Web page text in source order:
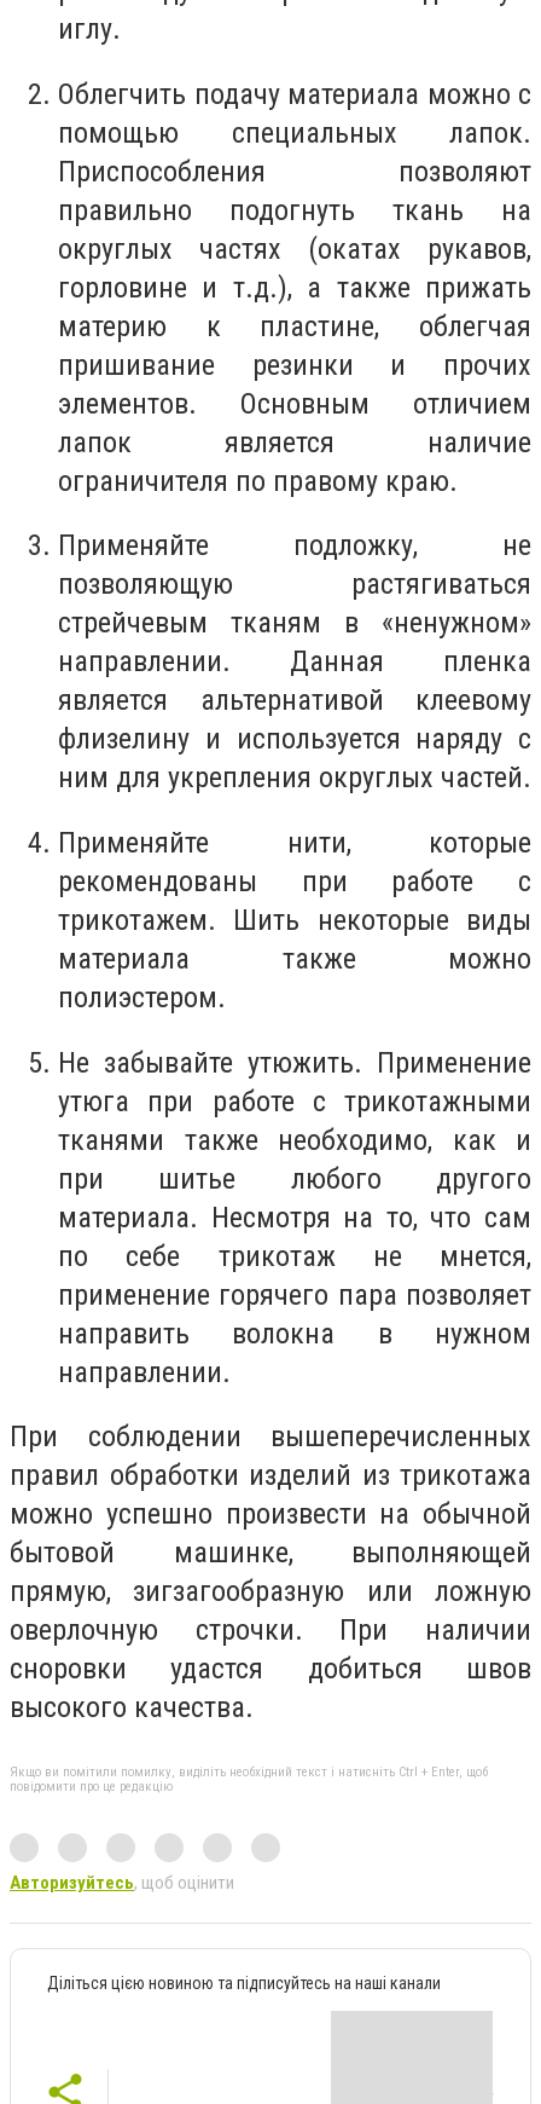
иглу.
Облегчить подачу материала можно с
помощью специальных лапок.
Приспособления позволяют
правильно подогнуть ткань на
округлых частях (окатах рукавов,
горловине и т.д.), а также прижать
материю к пластине, облегчая
пришивание резинки и прочих
элементов. Основным отличием
лапок является наличие
ограничителя по правому краю.
Применяйте подложку, не
позволяющую растягиваться
стрейчевым тканям в «ненужном»
направлении. Данная пленка
является альтернативой клеевому
флизелину и используется наряду с
ним для укрепления округлых частей.
Применяйте нити, которые
рекомендованы при работе с
трикотажем. Шить некоторые виды
материала также можно
полиэстером.
Не забывайте утюжить. Применение
утюга при работе с трикотажными
тканями также необходимо, как и
при шитье любого другого
материала. Несмотря на то, что сам
по себе трикотаж не мнется,
применение горячего пара позволяет
направить волокна в нужном
направлении.
При соблюдении вышеперечисленных
правил обработки изделий из трикотажа
можно успешно произвести на обычной
бытовой машинке, выполняющей
прямую, зигзагообразную или ложную
оверлочную строчки. При наличии
сноровки удастся добиться швов
высокого качества.
Якщо ви помітили помилку, виділіть необхідний текст і натисніть Ctrl + Enter, щоб
повідомити про це редакцію
Авторизуйтесь, щоб оцінити
Діліться цією новиною та підписуйтесь на наші канали